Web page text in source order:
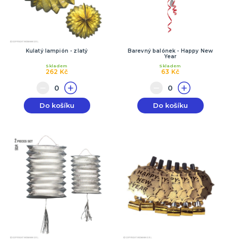
Kulatý lampión - zlatý
262 Kč
Skladem
Do košíku
Barevný balónek - Happy New
Year
63 Kč
Skladem
Do košíku